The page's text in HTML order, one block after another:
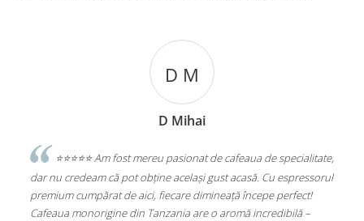
D M
D Mihai
⭐️⭐️⭐️⭐️⭐️ Am fost mereu pasionat de cafeaua de specialitate,
dar nu credeam că pot obține același gust acasă. Cu espressorul
premium cumpărat de aici, fiecare dimineață începe perfect!
Cafeaua monorigine din Tanzania are o aromă incredibilă –